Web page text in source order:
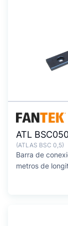
ATL
(ATLAS BSC 0,5)
Barra de
metros de